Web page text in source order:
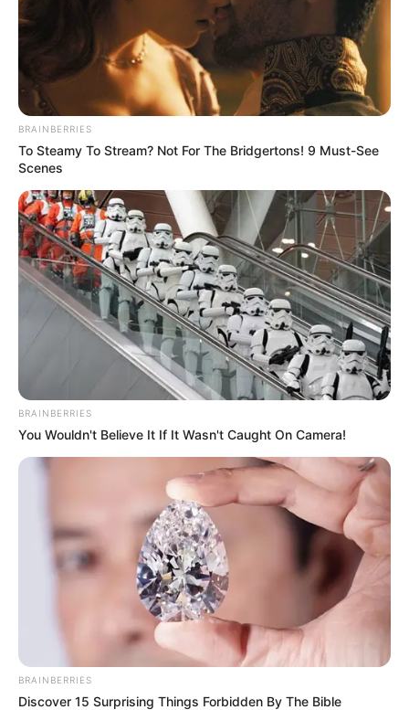
BRAINBERRIES
To Steamy To Stream? Not For The Bridgertons! 9 Must-See
Scenes
BRAINBERRIES
You Wouldn't Believe It If It Wasn't Caught On Camera!
BRAINBERRIES
Discover 15 Surprising Things Forbidden By The Bible